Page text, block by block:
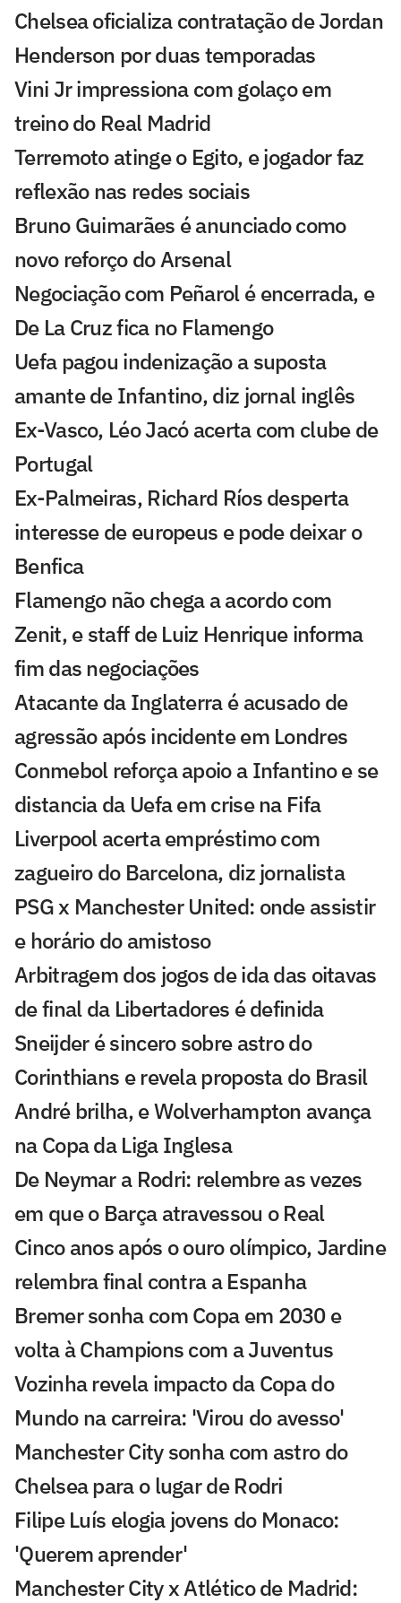
Chelsea oficializa contratação de Jordan
Henderson por duas temporadas
Vini Jr impressiona com golaço em
treino do Real Madrid
Terremoto atinge o Egito, e jogador faz
reflexão nas redes sociais
Bruno Guimarães é anunciado como
novo reforço do Arsenal
Negociação com Peñarol é encerrada, e
De La Cruz fica no Flamengo
Uefa pagou indenização a suposta
amante de Infantino, diz jornal inglês
Ex-Vasco, Léo Jacó acerta com clube de
Portugal
Ex-Palmeiras, Richard Ríos desperta
interesse de europeus e pode deixar o
Benfica
Flamengo não chega a acordo com
Zenit, e staff de Luiz Henrique informa
fim das negociações
Atacante da Inglaterra é acusado de
agressão após incidente em Londres
Conmebol reforça apoio a Infantino e se
distancia da Uefa em crise na Fifa
Liverpool acerta empréstimo com
zagueiro do Barcelona, diz jornalista
PSG x Manchester United: onde assistir
e horário do amistoso
Arbitragem dos jogos de ida das oitavas
de final da Libertadores é definida
Sneijder é sincero sobre astro do
Corinthians e revela proposta do Brasil
André brilha, e Wolverhampton avança
na Copa da Liga Inglesa
De Neymar a Rodri: relembre as vezes
em que o Barça atravessou o Real
Cinco anos após o ouro olímpico, Jardine
relembra final contra a Espanha
Bremer sonha com Copa em 2030 e
volta à Champions com a Juventus
Vozinha revela impacto da Copa do
Mundo na carreira: 'Virou do avesso'
Manchester City sonha com astro do
Chelsea para o lugar de Rodri
Filipe Luís elogia jovens do Monaco:
'Querem aprender'
Manchester City x Atlético de Madrid: